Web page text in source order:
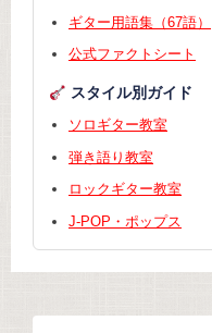
ギター用語集（67語）
公式ファクトシート
スタイル別ガイド
ソロギター教室
弾き語り教室
ロックギター教室
J-POP・ポップス